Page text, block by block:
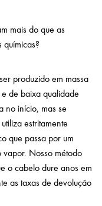
mais do que as
produzido em massa
de baixa qualidade
no início, mas se
estritamente
que passa por um
Nosso método
o cabelo dure anos em
as taxas de devolução